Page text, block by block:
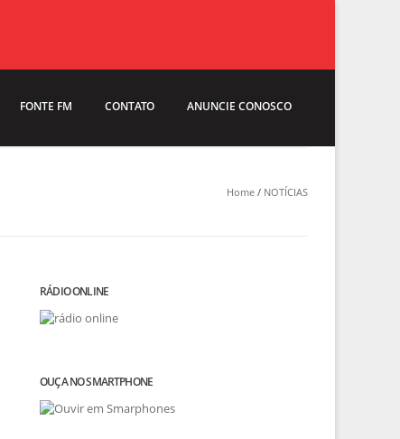
FONTE FM CONTATO ANUNCIE CONOSCO
Home / NOTÍCIAS
RÁDIO ONLINE
OUÇA NO SMARTPHONE